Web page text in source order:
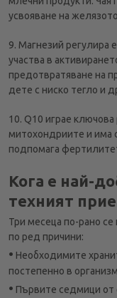
усвояване на
9. Магнезий регулира
участва в
предотвратяване на
дете с ниско тегло и
10. Q10 играе
митохондриите и има
подпомага
Кога е най-
техният
Три месеца по-рано
по ред причини:
• Необходимите
постепенно в
• Първите седмици от